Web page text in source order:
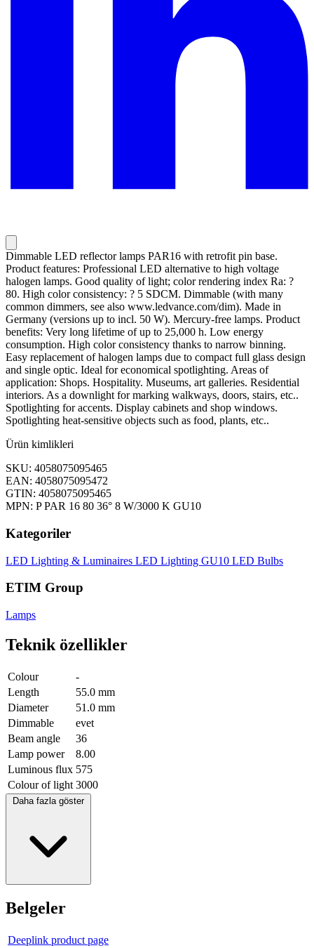
Dimmable LED reflector lamps PAR16 with retrofit pin base.
Product features: Professional LED alternative to high voltage
halogen lamps. Good quality of light; color rendering index Ra: ?
80. High color consistency: ? 5 SDCM. Dimmable (with many
common dimmers, see also www.ledvance.com/dim). Made in
Germany (versions up to incl. 50 W). Mercury-free lamps. Product
benefits: Very long lifetime of up to 25,000 h. Low energy
consumption. High color consistency thanks to narrow binning.
Easy replacement of halogen lamps due to compact full glass design
and single optic. Ideal for economical spotlighting. Areas of
application: Shops. Hospitality. Museums, art galleries. Residential
interiors. As a downlight for marking walkways, doors, stairs, etc..
Spotlighting for accents. Display cabinets and shop windows.
Spotlighting heat-sensitive objects such as food, plants, etc..
Ürün kimlikleri
SKU: 4058075095465
EAN: 4058075095472
GTIN: 4058075095465
MPN: P PAR 16 80 36° 8 W/3000 K GU10
Kategoriler
LED Lighting & Luminaires LED Lighting GU10 LED Bulbs
ETIM Group
Lamps
Teknik özellikler
Colour
-
Length
55.0 mm
Diameter
51.0 mm
Dimmable
evet
Beam angle
36
Lamp power
8.00
Luminous flux 575
Colour of light 3000
Daha fazla göster
Belgeler
Deeplink product page